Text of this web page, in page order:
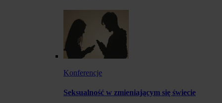
Konferencje
Seksualność w zmieniającym się świecie